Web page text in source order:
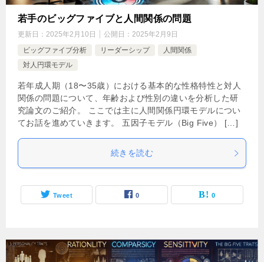
若手のビッグファイブと人間関係の問題
更新日： 2025年2月10日 公開日： 2025年2月9日
ビッグファイブ分析
リーダーシップ
人間関係
対人円環モデル
若年成人期（18〜35歳）における基本的な性格特性と対人
関係の問題について、年齢および性別の違いを分析した研
究論文のご紹介。 ここでは主に人間関係円環モデルについ
てお話を進めていきます。 五因子モデル（Big Five） […]
続きを読む
Tweet 0 0